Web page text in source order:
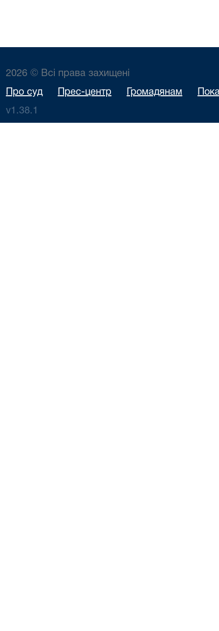
2026 © Всі права захищені
Про суд Прес-центр Громадянам
v1.38.1